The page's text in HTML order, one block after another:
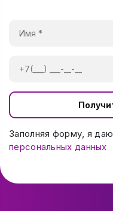
Заполняя форму, я даю
персональных данных